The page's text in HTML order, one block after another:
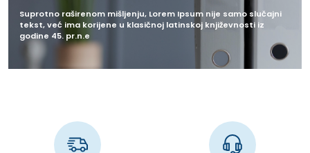
Suprotno raširenom mišljenju, Lorem Ipsum nije samo slučajni
tekst, već ima korijene u klasičnoj latinskoj književnosti iz
godine 45. pr.n.e